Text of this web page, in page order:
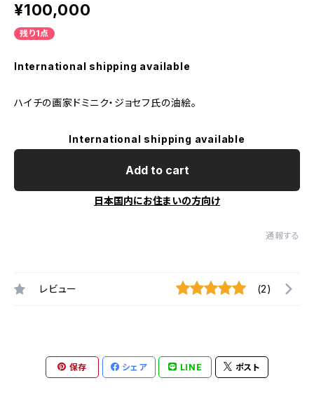
¥100,000
残り1点
International shipping available
ハイチの画家ドミニク・ジョセフ氏の油絵。
International shipping available
Add to cart
日本国内にお住まいの方向け
通報する
レビュー (2)
保存 シェア LINE ポスト